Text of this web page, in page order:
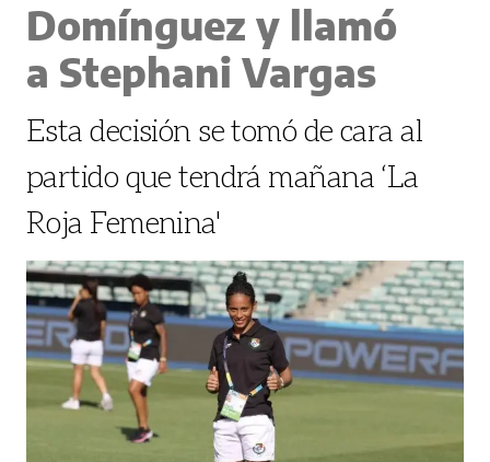
Domínguez y llamó
a Stephani Vargas
Esta decisión se tomó de cara al
partido que tendrá mañana ‘La
Roja Femenina'